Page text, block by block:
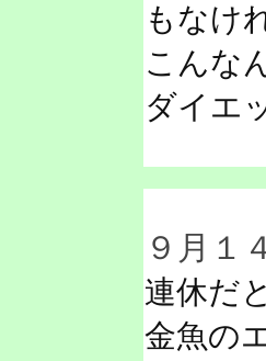
もなけ
こんな
ダイエ
９月１
連休だ
金魚の